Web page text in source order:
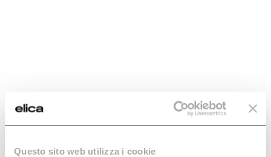
Questo sito web utilizza i cookie